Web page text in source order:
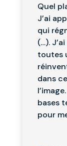
Quel
J’ai
qui
(…).
toutes
dans
bases
pour